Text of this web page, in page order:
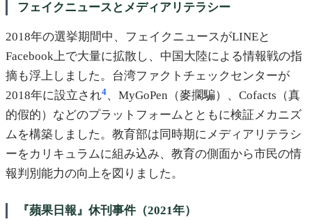
フェイクニュースとメディアリテラシー
2018年の選挙期間中、フェイクニュースがLINEと
Facebook上で大量に拡散し、中国大陸による情報戦の指
摘も浮上しました。台湾ファクトチェックセンターが
2018年に設立され4、MyGoPen（麥擱騙）、Cofacts（真
的假的）などのプラットフォームとともに検証メカニズ
ムを構築しました。教育部は同時期にメディアリテラシ
ーをカリキュラムに組み込み、教育の側面から市民の情
報判別能力の向上を図りました。
『蘋果日報』休刊事件（2021年）